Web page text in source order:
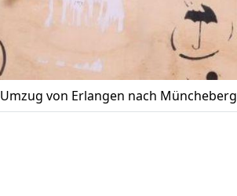
Umzug von Erlangen nach Müncheberg